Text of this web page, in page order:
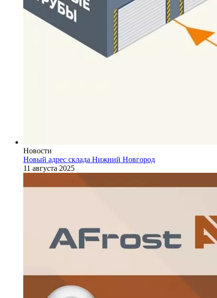
Новости
Новый адрес склада Нижний Новгород
11 августа 2025